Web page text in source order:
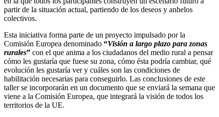
partir de la situación actual, partiendo de los deseos y anhelos
colectivos.
Esta iniciativa forma parte de un proyecto impulsado por la
Comisión Europea denominado “Visión a largo plazo para zonas
rurales” con el que anima a los ciudadanos del medio rural a pensar
cómo les gustaría que fuese su zona, cómo ésta podría cambiar, qué
evolución les gustaría ver y cuáles son las condiciones de
habilitación necesarias para conseguirlo. Las conclusiones de este
taller se incorporarán en un documento que se enviará la semana que
viene a la Comisión Europea, que integrará la visión de todos los
territorios de la UE.